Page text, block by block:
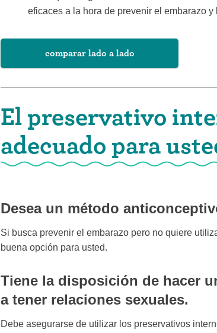
eficaces a la hora de prevenir el embarazo y
comparar lado a lado
El preservativo
adecuado para
Desea un método
Si busca prevenir el embarazo pero no quiere
buena opción para usted.
Tiene la disposición de hacer
a tener relaciones sexuales.
Debe asegurarse de utilizar los preservativos